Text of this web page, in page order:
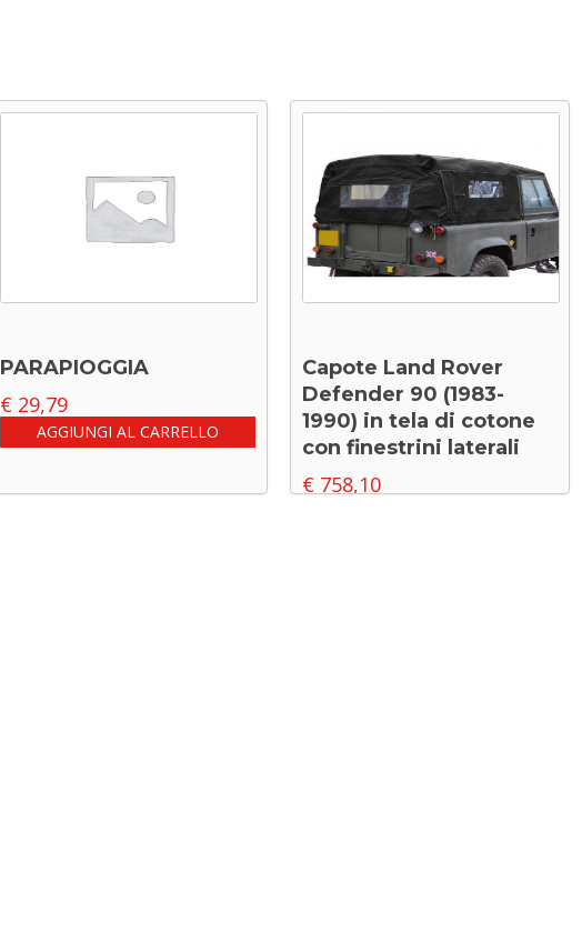
PARAPIOGGIA
€ 29,79
AGGIUNGI AL CARRELLO
Capote Land Rover
Defender 90 (1983-
1990) in tela di cotone
con finestrini laterali
€ 758,10